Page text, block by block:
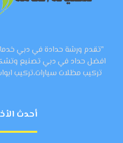
"تقدم ورشة حدادة في دبي
افضل حداد في دبي تصنيع
تركيب مظلات سيارات،تركيب
أحدث